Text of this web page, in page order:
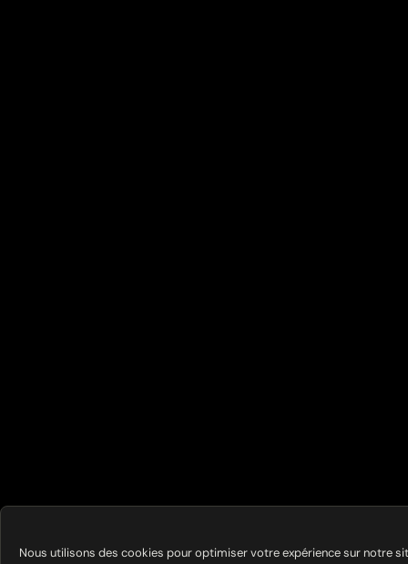
Nous utilisons des cookies pour optimiser votre expérience sur notre